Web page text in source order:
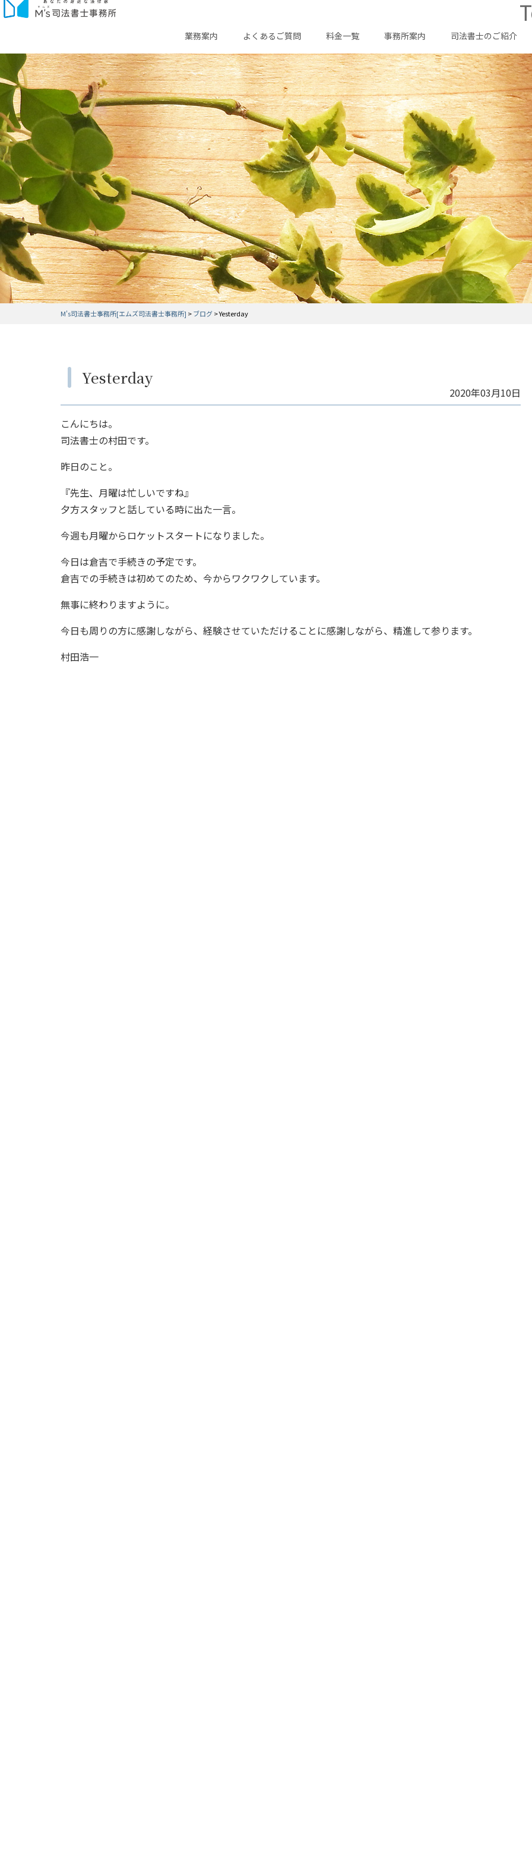
業務案内 よくあるご質問 料金一覧 事務所案内 司法書士のご紹介
M's司法書士事務所[エムズ司法書士事務所] >ブログ>Yesterday
Yesterday
2020年03月10日
こんにちは。
司法書士の村田です。
昨日のこと。
『先生、月曜は忙しいですね』
夕方スタッフと話している時に出た一言。
今週も月曜からロケットスタートになりました。
今日は倉吉で手続きの予定です。
倉吉での手続きは初めてのため、今からワクワクしています。
無事に終わりますように。
今日も周りの方に感謝しながら、経験させていただけることに感謝しながら、精進して参ります。
村田浩一